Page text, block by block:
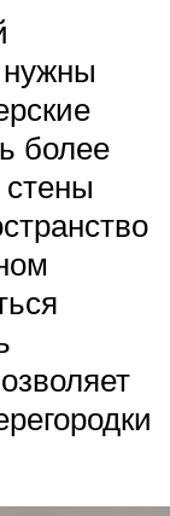
нужны
более